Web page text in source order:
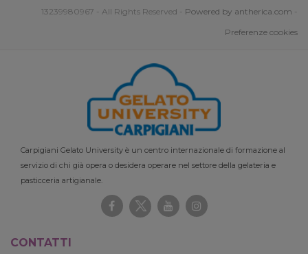
13239980967 - All Rights Reserved - Powered by antherica.com -
Preferenze cookies
Carpigiani Gelato University è un centro internazionale di formazione al
servizio di chi già opera o desidera operare nel settore della gelateria e
pasticceria artigianale.
CONTATTI